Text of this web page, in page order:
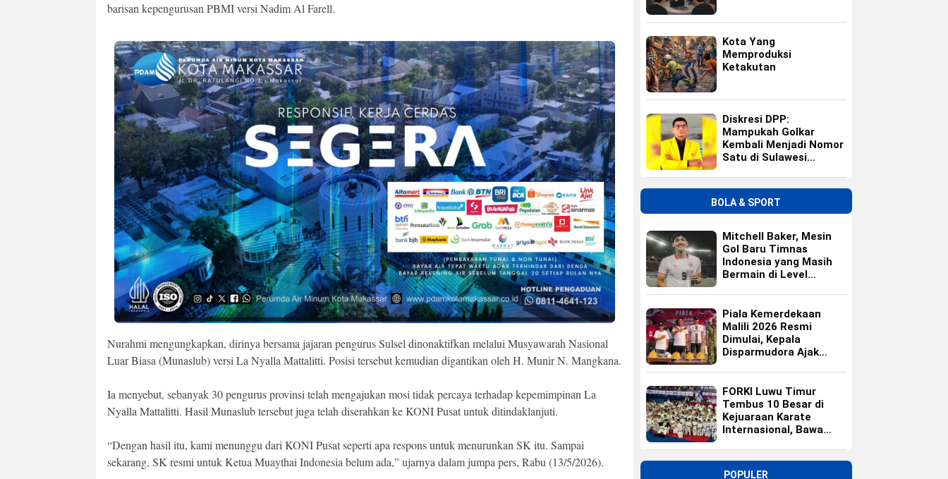
barisan kepengurusan PBMI versi Nadim Al Farell.
Nurahmi mengungkapkan, dirinya bersama jajaran pengurus Sulsel dinonaktifkan melalui Musyawarah Nasional
Luar Biasa (Munaslub) versi La Nyalla Mattalitti. Posisi tersebut kemudian digantikan oleh H. Munir N. Mangkana.
Ia menyebut, sebanyak 30 pengurus provinsi telah mengajukan mosi tidak percaya terhadap kepemimpinan La
Nyalla Mattalitti. Hasil Munaslub tersebut juga telah diserahkan ke KONI Pusat untuk ditindaklanjuti.
“Dengan hasil itu, kami menunggu dari KONI Pusat seperti apa respons untuk menurunkan SK itu. Sampai
sekarang, SK resmi untuk Ketua Muaythai Indonesia belum ada,” ujarnya dalam jumpa pers, Rabu (13/5/2026).
Kota Yang
Memproduksi
Ketakutan
Diskresi DPP:
Mampukah Golkar
Kembali Menjadi Nomor
Satu di Sulawesi
BOLA & SPORT
Mitchell Baker, Mesin
Gol Baru Timnas
Indonesia yang Masih
Bermain di Level
Piala Kemerdekaan
Malili 2026 Resmi
Dimulai, Kepala
Disparmudora Ajak
FORKI Luwu Timur
Tembus 10 Besar di
Kejuaraan Karate
Internasional, Bawa
POPULER